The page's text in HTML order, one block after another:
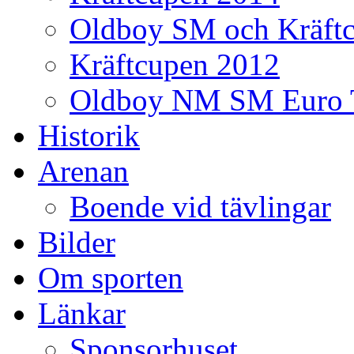
Oldboy SM och
Kräftcupen 2012
Oldboy NM SM Euro
Historik
Arenan
Boende vid tävlingar
Bilder
Om sporten
Länkar